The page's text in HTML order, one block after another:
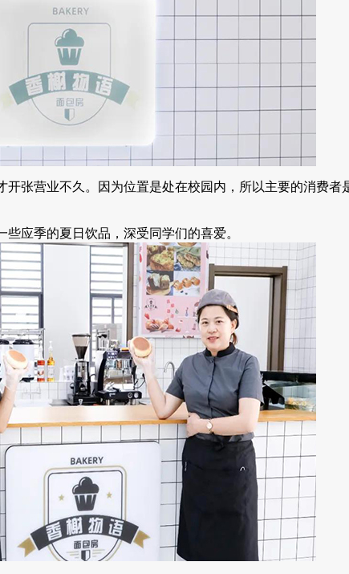
营业不久。因为位置是处在校园内，所以主要的消费者
应季的夏日饮品，深受同学们的喜爱。